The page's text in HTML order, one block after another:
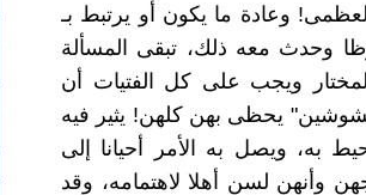
وعادة ما يكون أو يرتبط بـ
وحدث معه ذلك، تبقى المسألة
ويجب على كل الفتيات أن
يحظى بهن كلهن! يثير فيه
ويصل به الأمر أحيانا إلى
وأنهن لسن أهلا لاهتمامه، وقد